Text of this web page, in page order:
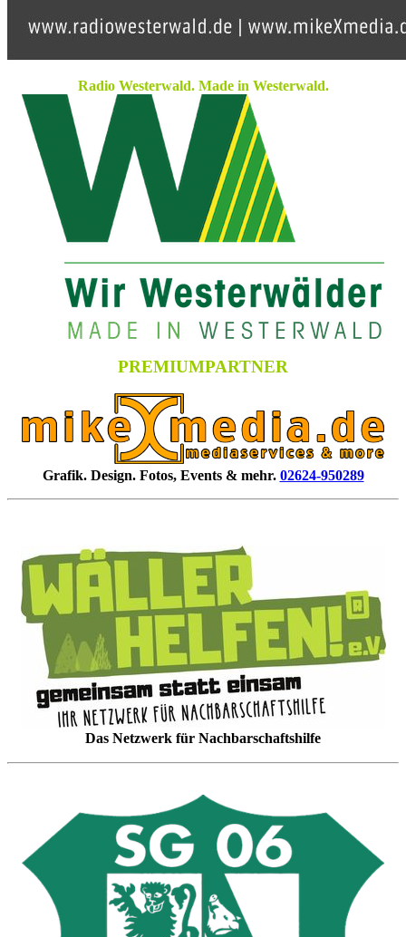
Radio Westerwald. Made in Westerwald.
PREMIUMPARTNER
Grafik. Design. Fotos, Events & mehr. 02624-950289
Das Netzwerk für Nachbarschaftshilfe